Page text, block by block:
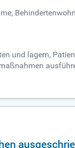
und lagern,